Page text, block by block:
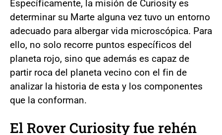
Específicamente, la misión de Curiosity es
determinar su Marte alguna vez tuvo un entorno
adecuado para albergar vida microscópica. Para
ello, no solo recorre puntos específicos del
planeta rojo, sino que además es capaz de
partir roca del planeta vecino con el fin de
analizar la historia de esta y los componentes
que la conforman.
El Rover Curiosity fue rehén